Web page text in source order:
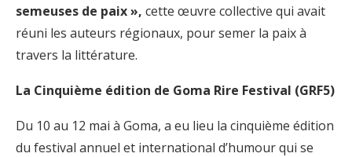
semeuses de paix », cette œuvre collective qui avait
réuni les auteurs régionaux, pour semer la paix à
travers la littérature.
La Cinquième édition de Goma Rire Festival (GRF5)
Du 10 au 12 mai à Goma, a eu lieu la cinquième édition
du festival annuel et international d’humour qui se